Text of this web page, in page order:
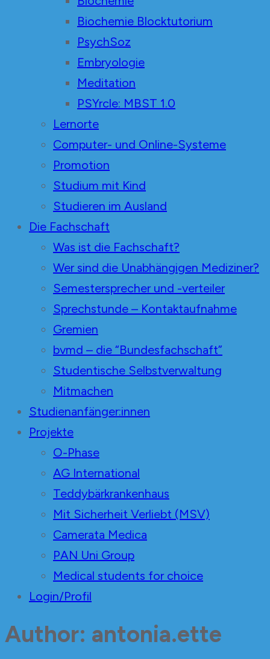
Biochemie Blocktutorium
PsychSoz
Embryologie
Meditation
PSYrcle: MBST 1.0
Lernorte
Computer- und Online-Systeme
Promotion
Studium mit Kind
Studieren im Ausland
Die Fachschaft
Was ist die Fachschaft?
Wer sind die Unabhängigen Mediziner?
Semestersprecher und -verteiler
Sprechstunde – Kontaktaufnahme
Gremien
bvmd – die “Bundesfachschaft”
Studentische Selbstverwaltung
Mitmachen
Studienanfänger:innen
Projekte
O-Phase
AG International
Teddybärkrankenhaus
Mit Sicherheit Verliebt (MSV)
Camerata Medica
PAN Uni Group
Medical students for choice
Login/Profil
Author: antonia.ette